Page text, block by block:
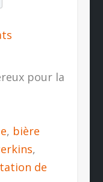
pour la
, bière
,
de